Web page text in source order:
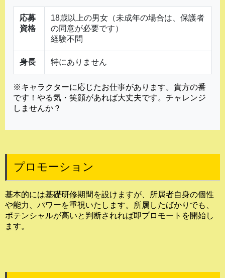
応募
資格
18歳以上の男女（未成年の場合は、保護者
の同意が必要です）
経験不問
身長 特にありません
※キャラクターに応じたお仕事があります。貴方の番
です！やる気・笑顔があれば大丈夫です。チャレンジ
しませんか？
プロモーション
基本的には基礎研修期間を設けますが、所属者自身の個性
や能力、パワーを重視いたします。所属したばかりでも、
ポテンシャルが高いと判断されれば即プロモートを開始し
ます。